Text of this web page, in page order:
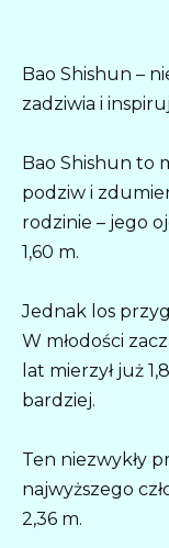
Bao Shishun –
zadziwia i
Bao Shishun to
podziw i
rodzinie – jego
1,60 m.
Jednak los
W młodości
lat mierzył już
bardziej.
Ten niezwykły
najwyższego
2,36 m.